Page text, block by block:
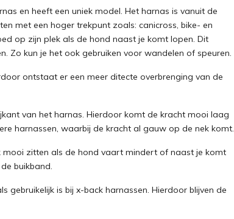
en heeft een uniek model. Het harnas is vanuit de
met een hoger trekpunt zoals: canicross, bike- en
op zijn plek als de hond naast je komt lopen. Dit
Zo kun je het ook gebruiken voor wandelen of speuren.
ontstaat er een meer ditecte overbrenging van de
van het harnas. Hierdoor komt de kracht mooi laag
harnassen, waarbij de kracht al gauw op de nek komt.
zitten als de hond vaart mindert of naast je komt
buikband.
is bij x-back harnassen. Hierdoor blijven de